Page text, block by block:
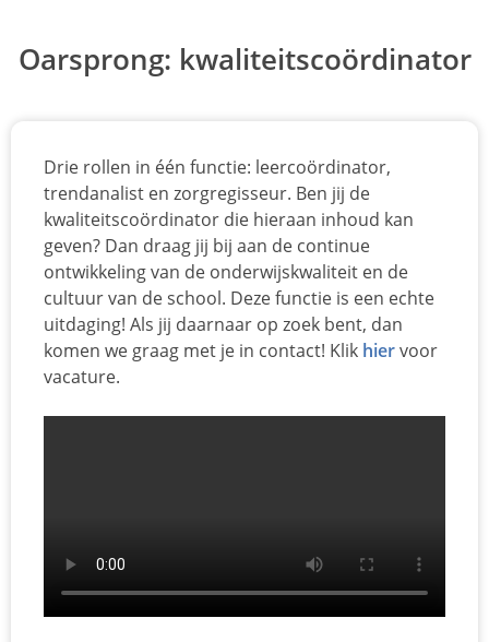
Oarsprong: kwaliteitscoördinator
Drie rollen in één functie: leercoördinator,
trendanalist en zorgregisseur. Ben jij de
kwaliteitscoördinator die hieraan inhoud kan
geven? Dan draag jij bij aan de continue
ontwikkeling van de onderwijskwaliteit en de
cultuur van de school. Deze functie is een echte
uitdaging! Als jij daarnaar op zoek bent, dan
komen we graag met je in contact! Klik hiervoor
vacature.